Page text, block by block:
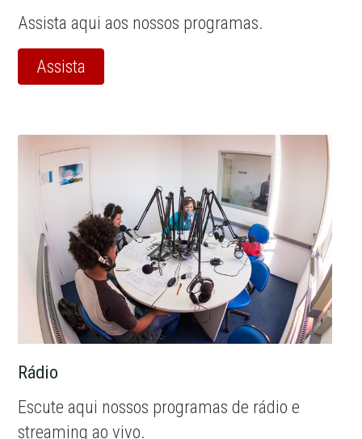
Assista aqui aos nossos programas.
Assista
Rádio
Escute aqui nossos programas de rádio e
streaming ao vivo.